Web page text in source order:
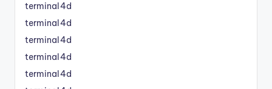
terminal4d
terminal4d
terminal4d
terminal4d
terminal4d